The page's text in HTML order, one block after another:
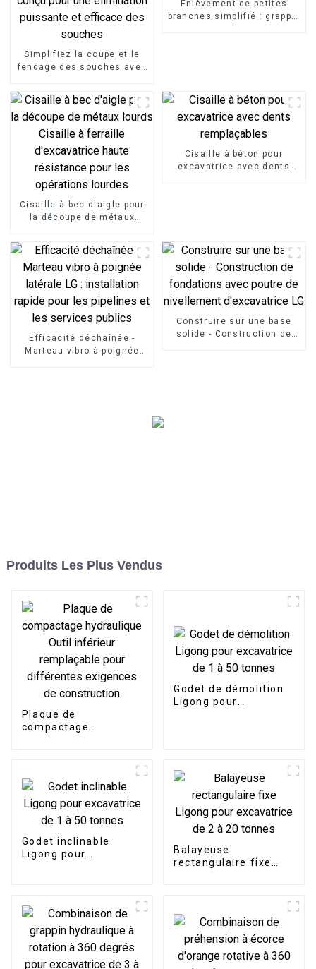
Simplifiez la coupe et le
fendage des souches avec
d'excavatrice conçu pour
une élimination puissante
et efficace des souches
Enlèvement de petites
branches simplifié : grappin
Cisaille à bec d'aigle pour
la découpe de métaux
résistance pour les
opérations lourdes
Cisaille à béton pour
excavatrice avec dents
Efficacité déchaînée -
Marteau vibro à poignée
Construire sur une base
solide - Construction de
Produits Les Plus Vendus
Plaque de
compactage
exigences de
construction
Godet de démolition
Ligong pour
Godet inclinable
Ligong pour
Balayeuse
rectangulaire fixe